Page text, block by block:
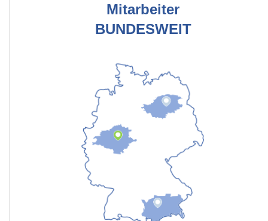
Mitarbeiter
BUNDESWEIT